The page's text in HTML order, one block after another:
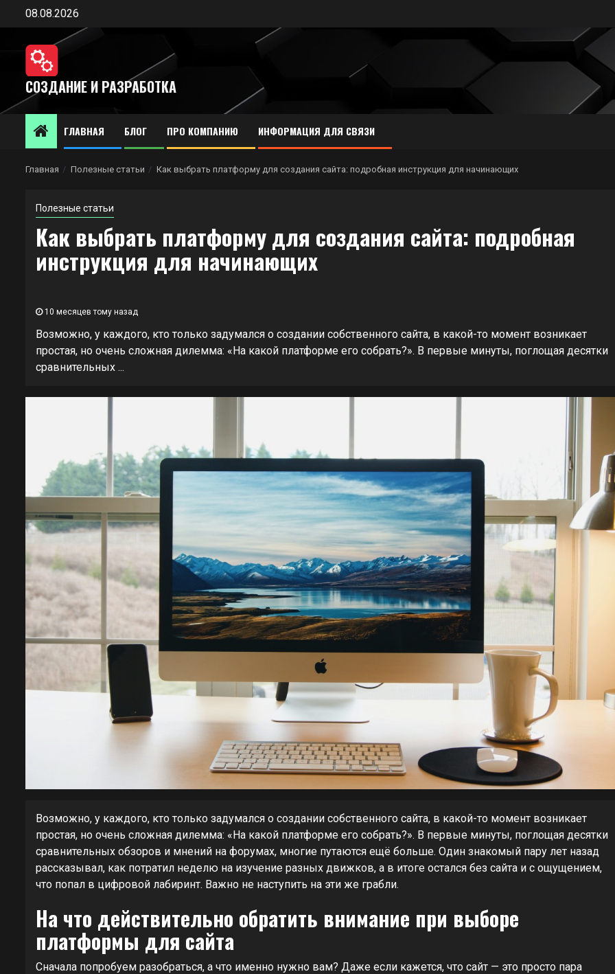
Перейти
содержимому
08.08.2026
СОЗДАНИЕ И РАЗРАБОТКА
ГЛАВНАЯ БЛОГ ПРО КОМПАНИЮ ИНФОРМАЦИЯ ДЛЯ СВЯЗИ
Главная Полезные статьи Как выбрать платформу для создания сайта: подробная инструкция для начинающих
Полезные статьи
Как выбрать платформу для создания сайта: подробная
инструкция для начинающих
10 месяцев тому назад
Возможно, у каждого, кто только задумался о создании собственного сайта, в какой-то момент возникает
простая, но очень сложная дилемма: «На какой платформе его собрать?». В первые минуты, поглощая десятки
сравнительных ...
Возможно, у каждого, кто только задумался о создании собственного сайта, в какой-то момент возникает
простая, но очень сложная дилемма: «На какой платформе его собрать?». В первые минуты, поглощая десятки
сравнительных обзоров и мнений на форумах, многие путаются ещё больше. Один знакомый пару лет назад
рассказывал, как потратил неделю на изучение разных движков, а в итоге остался без сайта и с ощущением,
что попал в цифровой лабиринт. Важно не наступить на эти же грабли.
На что действительно обратить внимание при выборе
платформы для сайта
Сначала попробуем разобраться, а что именно нужно вам? Даже если кажется, что сайт — это просто пара